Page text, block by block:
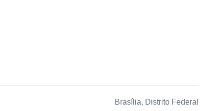
Brasília, Distrito Federal